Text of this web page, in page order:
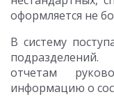
оформляется не
В систему
отчетам
информацию о